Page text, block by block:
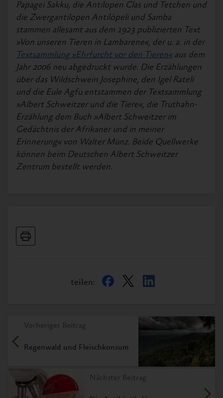
Papagei Sakku, die Antilopen Clas und Tetchen und
die Zwergantilopen Antilöpeli und Samba
stammen allesamt aus dem 1923 publizierten Text
»Von unseren Tieren in Lambarene«, der u. a. in der
Textsammlung »Ehrfurcht vor den Tieren« aus dem
Jahr 2006 neu abgedruckt wurde. Die Erzählungen
über das Wildschwein Josephine, den Igel Rateli
und die Eule Agfu entstammen der Textsammlung
»Albert Schweitzer und die Tiere«, die Truthahn-
Erzählung dem Buch »Albert Schweitzer im
Gedächtnis der Afrikaner und in meiner
Erinnerung« von Walter Munz. Beide Quellwerke
können beim Deutschen Albert Schweitzer
Zentrum bestellt werden.
teilen:
Vorheriger Beitrag
Regenwald und Fleischkonsum
Nächster Beitrag